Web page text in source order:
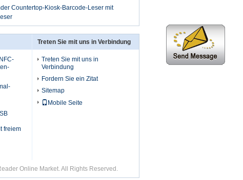
Countertop-Kiosk-Barcode-Leser mit
freiem
Treten Sie mit uns in Verbindung
Treten Sie mit uns in
Verbindung
Fordern Sie ein Zitat
Sitemap
Mobile Seite
Online Market. All Rights Reserved.